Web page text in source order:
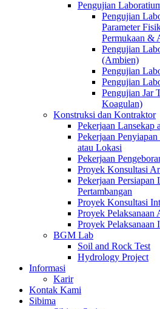
Pengujian
Pengujian
Parameter
Permukaan &
Pengujian
(Ambien)
Pengujian
Pengujian
Pengujian Jar
Koagulan)
Konstruksi dan Kontraktor
Pekerjaan Lansekap
Pekerjaan
atau Lokasi
Pekerjaan
Proyek Konsultasi
Pekerjaan Persiapan
Pertambangan
Proyek Konsultasi
Proyek Pelaksanaan
Proyek Pelaksanaan
BGM Lab
Soil and Rock Test
Hydrology Project
Informasi
Karir
Kontak Kami
Sibima